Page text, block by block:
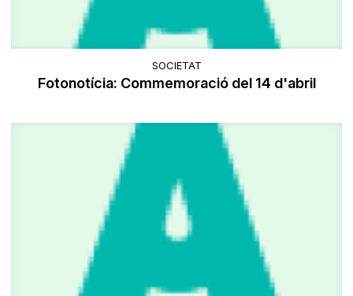
SOCIETAT
Fotonotícia: Commemoració del 14 d'abril